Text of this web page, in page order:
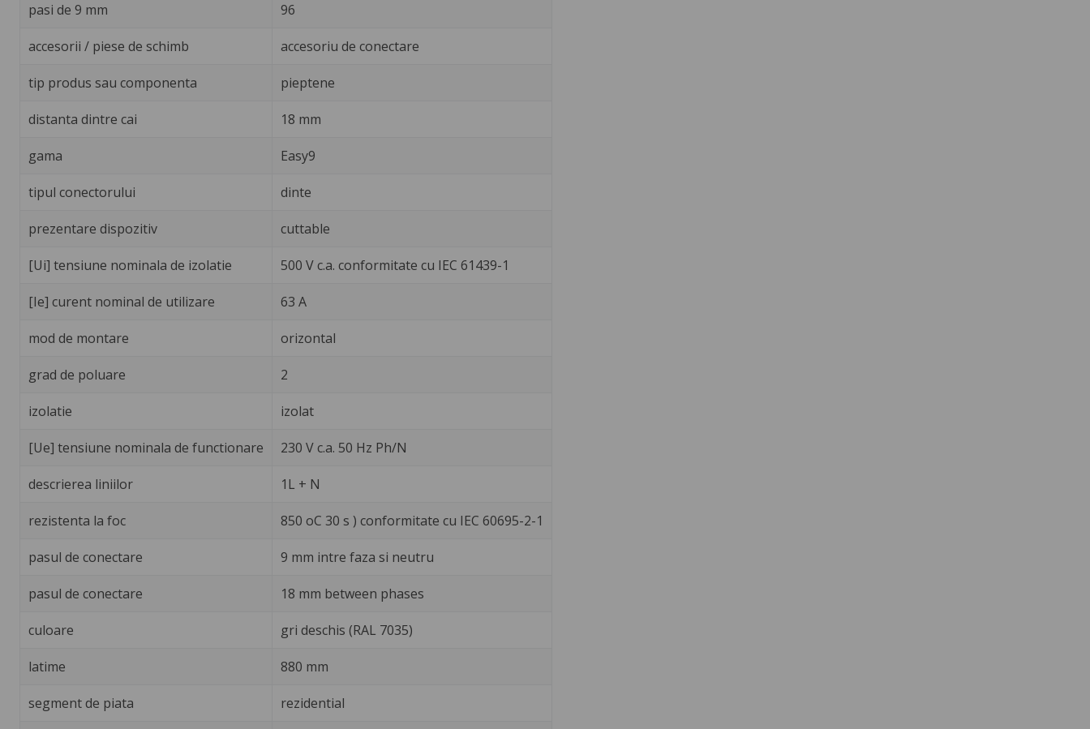
pasi de 9 mm 96
accesorii / piese de schimb accesoriu de conectare
tip produs sau componenta pieptene
distanta dintre cai 18 mm
gama Easy9
tipul conectorului dinte
prezentare dispozitiv cuttable
[Ui] tensiune nominala de izolatie 500 V c.a. conformitate cu IEC 61439-1
[Ie] curent nominal de utilizare 63 A
mod de montare orizontal
grad de poluare 2
izolatie izolat
[Ue] tensiune nominala de functionare 230 V c.a. 50 Hz Ph/N
descrierea liniilor 1L + N
rezistenta la foc 850 oC 30 s ) conformitate cu IEC 60695-2-1
pasul de conectare 9 mm intre faza si neutru
pasul de conectare 18 mm between phases
culoare gri deschis (RAL 7035)
latime 880 mm
segment de piata rezidential